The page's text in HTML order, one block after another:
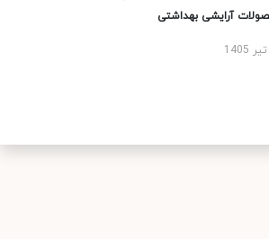
آرایشی بهداشتی